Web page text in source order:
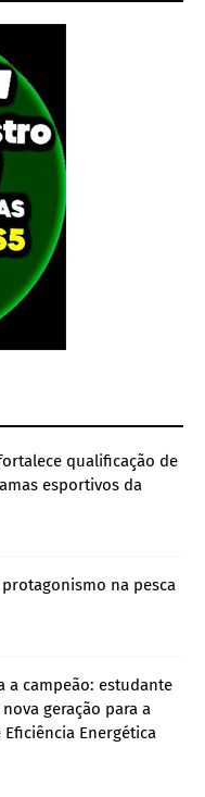
qualificação de
esportivos da
na pesca
a campeão: estudante
geração para a
Energética